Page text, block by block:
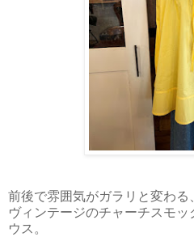
前後で雰囲気がガラリと変わる
ヴィンテージのチャーチスモ
ウス。